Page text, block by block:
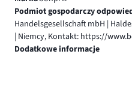
Podmiot gospodarczy
Handelsgesellschaft mbH |
| Niemcy, Kontakt: https://
Dodatkowe informacje